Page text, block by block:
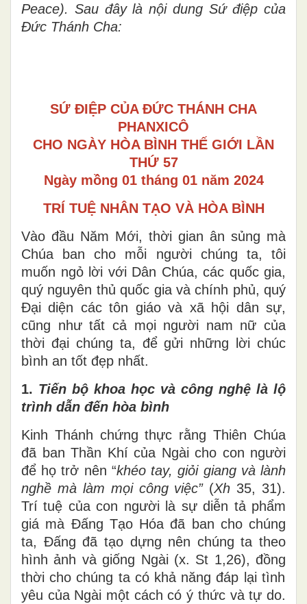
Peace). Sau đây là nội dung Sứ điệp của
Đức Thánh Cha:
SỨ ĐIỆP CỦA ĐỨC THÁNH CHA
PHANXICÔ
CHO NGÀY HÒA BÌNH THẾ GIỚI LẦN
THỨ 57
Ngày mồng 01 tháng 01 năm 2024
TRÍ TUỆ NHÂN TẠO VÀ HÒA BÌNH
Vào đầu Năm Mới, thời gian ân sủng mà
Chúa ban cho mỗi người chúng ta, tôi
muốn ngỏ lời với Dân Chúa, các quốc gia,
quý nguyên thủ quốc gia và chính phủ, quý
Đại diện các tôn giáo và xã hội dân sự,
cũng như tất cả mọi người nam nữ của
thời đại chúng ta, để gửi những lời chúc
bình an tốt đẹp nhất.
1. Tiến bộ khoa học và công nghệ là lộ
trình dẫn đến hòa bình
Kinh Thánh chứng thực rằng Thiên Chúa
đã ban Thần Khí của Ngài cho con người
để họ trở nên “khéo tay, giỏi giang và lành
nghề mà làm mọi công việc”(Xh 35, 31).
Trí tuệ của con người là sự diễn tả phẩm
giá mà Đấng Tạo Hóa đã ban cho chúng
ta, Đấng đã tạo dựng nên chúng ta theo
hình ảnh và giống Ngài (x. St 1,26), đồng
thời chochúng ta có khả năng đáp lại tình
yêu của Ngài một cách có ý thức và tự do.